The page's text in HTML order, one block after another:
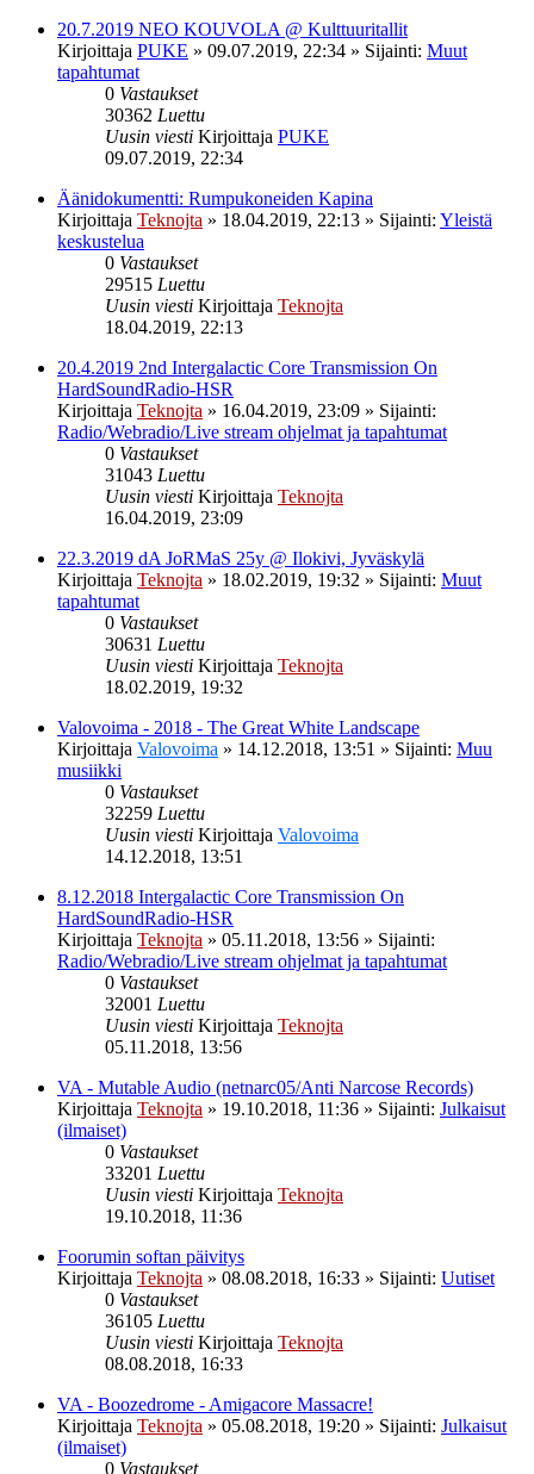
20.7.2019 NEO KOUVOLA @ Kulttuuritallit
Kirjoittaja PUKE » 09.07.2019, 22:34 » Sijainti: Muut
tapahtumat
0 Vastaukset
30362 Luettu
Uusin viesti Kirjoittaja PUKE
09.07.2019, 22:34
Äänidokumentti: Rumpukoneiden Kapina
Kirjoittaja Teknojta » 18.04.2019, 22:13 » Sijainti: Yleistä
keskustelua
0 Vastaukset
29515 Luettu
Uusin viesti Kirjoittaja Teknojta
18.04.2019, 22:13
20.4.2019 2nd Intergalactic Core Transmission On
HardSoundRadio-HSR
Kirjoittaja Teknojta » 16.04.2019, 23:09 » Sijainti:
Radio/Webradio/Live stream ohjelmat ja tapahtumat
0 Vastaukset
31043 Luettu
Uusin viesti Kirjoittaja Teknojta
16.04.2019, 23:09
22.3.2019 dA JoRMaS 25y @ Ilokivi, Jyväskylä
Kirjoittaja Teknojta » 18.02.2019, 19:32 » Sijainti: Muut
tapahtumat
0 Vastaukset
30631 Luettu
Uusin viesti Kirjoittaja Teknojta
18.02.2019, 19:32
Valovoima - 2018 - The Great White Landscape
Kirjoittaja Valovoima » 14.12.2018, 13:51 » Sijainti: Muu
musiikki
0 Vastaukset
32259 Luettu
Uusin viesti Kirjoittaja Valovoima
14.12.2018, 13:51
8.12.2018 Intergalactic Core Transmission On
HardSoundRadio-HSR
Kirjoittaja Teknojta » 05.11.2018, 13:56 » Sijainti:
Radio/Webradio/Live stream ohjelmat ja tapahtumat
0 Vastaukset
32001 Luettu
Uusin viesti Kirjoittaja Teknojta
05.11.2018, 13:56
VA - Mutable Audio (netnarc05/Anti Narcose Records)
Kirjoittaja Teknojta » 19.10.2018, 11:36 » Sijainti: Julkaisut
(ilmaiset)
0 Vastaukset
33201 Luettu
Uusin viesti Kirjoittaja Teknojta
19.10.2018, 11:36
Foorumin softan päivitys
Kirjoittaja Teknojta » 08.08.2018, 16:33 » Sijainti: Uutiset
0 Vastaukset
36105 Luettu
Uusin viesti Kirjoittaja Teknojta
08.08.2018, 16:33
VA - Boozedrome - Amigacore Massacre!
Kirjoittaja Teknojta » 05.08.2018, 19:20 » Sijainti: Julkaisut
(ilmaiset)
0 Vastaukset